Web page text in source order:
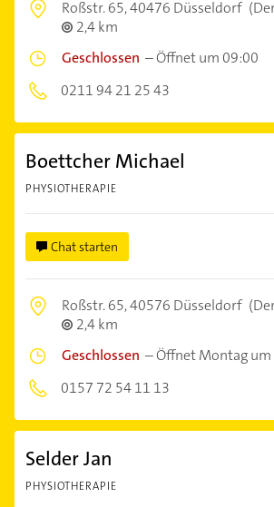
Roßstr. 65,40476 Düsseldorf
2,4 km
Geschlossen –Öffnet um 09:00
0211 94 21 25 43
Boettcher Michael
PHYSIOTHERAPIE
Chat starten
Roßstr. 65,40576 Düsseldorf
2,4 km
Geschlossen –Öffnet Montag um
0157 72 54 11 13
Selder Jan
PHYSIOTHERAPIE